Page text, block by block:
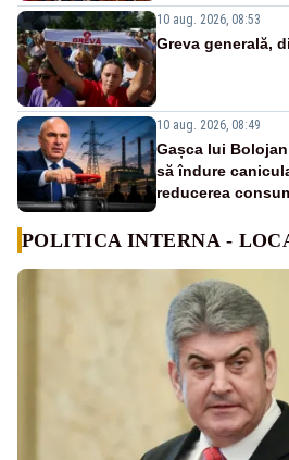
10 aug. 2026, 08:53
Greva generală,
10 aug. 2026, 08:49
Gașca lui
să îndure
reducerea
POLITICA INTERNA -